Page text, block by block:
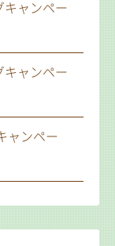
キャンペー
キャンペー
ャンペー